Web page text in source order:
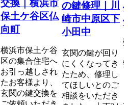
交換｜横浜市
保土ケ谷区仏
向町
横浜市保土ケ谷
区の集合住宅へ
お引っ越しされ
たお客様より、
玄関の鍵交換を
の鍵修理｜川
崎市中原区下
小田中
玄関の鍵が回り
にくくなってき
たため、修理し
てほしいとのご
相談をいただき